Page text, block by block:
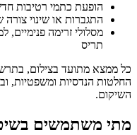
הופעת כתמי רטיבות
התגברות או שינוי
מסלולי זרימה פנימיים,
תריס
כל ממצא מתועד בצילום,
החלטות הנדסיות ומשפטיות,
השיקום.
מתי משתמשים